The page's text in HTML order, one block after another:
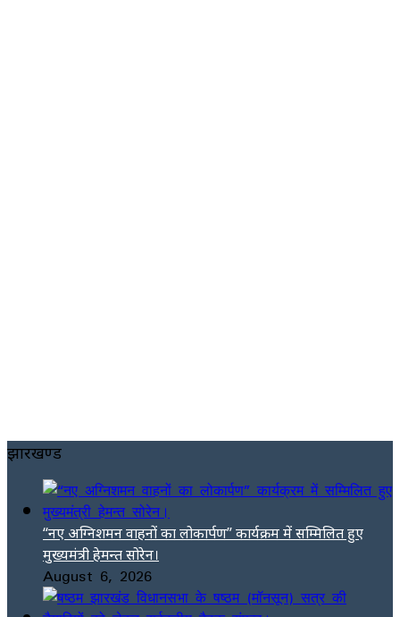
झारखण्ड
“नए अग्निशमन वाहनों का लोकार्पण” कार्यक्रम में सम्मिलित हुए
मुख्यमंत्री हेमन्त सोरेन।
August 6, 2026